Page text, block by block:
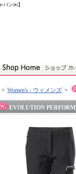
パン㈱】
> Women's - ウィメンズ >
EVOLUTION